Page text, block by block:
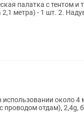
палатка с тентом
метра) - 1 шт. 2.
около 4 мес Грипсы
проводом отдам), 2,4g,